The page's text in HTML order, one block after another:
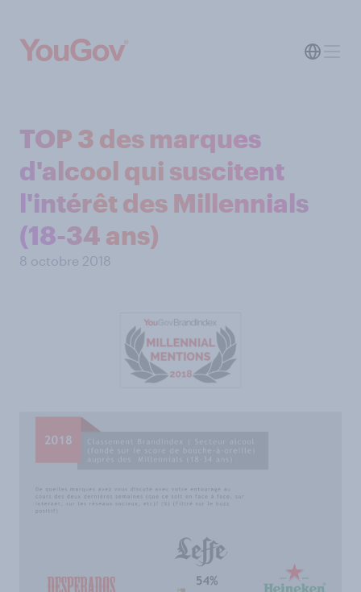
TOP 3 des marques
d'alcool qui suscitent
l'intérêt des Millennials
(18-34 ans)
8 octobre 2018